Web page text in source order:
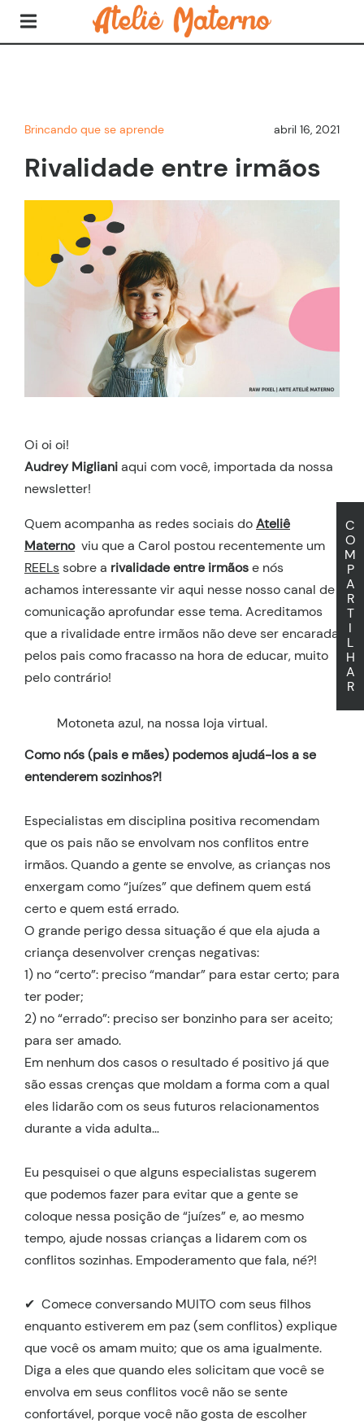
Brincando que se aprende abril 16, 2021
Rivalidade entre irmãos
C
O
M
P
A
R
T
I
L
H
A
R
Oi oi oi!
Audrey Miglianiaqui com você, importada da nossa
newsletter!
Quem acompanha as redes sociais doAteliê
Maternoviu que a Carol postou recentemente um
REELssobre a rivalidade entre irmãose nós
achamos interessante vir aqui nesse nosso canal de
comunicação aprofundar esse tema. Acreditamos
que a rivalidade entre irmãos não deve ser encarada
pelos pais como fracasso na hora de educar, muito
pelo contrário!
Motoneta azul, na nossa loja virtual.
Como nós (pais e mães) podemos ajudá-los a se
entenderem sozinhos?!
Especialistas em disciplina positiva recomendam
que os pais não se envolvam nos conflitos entre
irmãos. Quando a gente se envolve, as crianças nos
enxergam como “juízes” que definem quem está
certo e quem está errado.
O grande perigo dessa situação é que ela ajuda a
criança desenvolver crenças negativas:
1) no “certo”: preciso “mandar” para estar certo; para
ter poder;
2) no “errado”: preciso ser bonzinho para ser aceito;
para ser amado.
Em nenhum dos casos o resultado é positivo já que
são essas crenças que moldam a forma com a qual
eles lidarão com os seus futuros relacionamentos
durante a vida adulta…
Eu pesquisei o que alguns especialistas sugerem
que podemos fazer para evitar que a gente se
coloque nessa posição de “juízes” e, ao mesmo
tempo, ajude nossas crianças a lidarem com os
conflitos sozinhas. Empoderamento que fala, né?!
✔ Comece conversando MUITO com seus filhos
enquanto estiverem em paz (sem conflitos) explique
que você os amam muito; que os ama igualmente.
Diga a eles que quando eles solicitam que você se
envolva em seus conflitos você não se sente
confortável, porque você não gosta de escolher